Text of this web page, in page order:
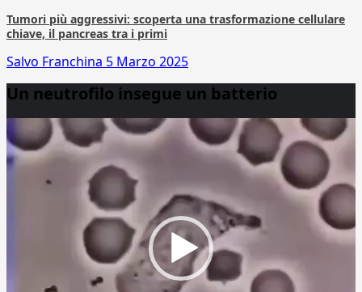
Tumori più aggressivi: scoperta una trasformazione cellulare
chiave, il pancreas tra i primi
Salvo Franchina 5 Marzo 2025
Un neutrofilo insegue un batterio
Player